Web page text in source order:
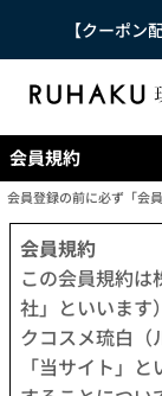
【クーポン
会員規約
会員登録の前に必ず「会
会員規約
この会員規約は
社」といいます
クコスメ琉白（
「当サイト」